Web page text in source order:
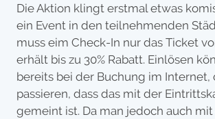
Die Aktion klingt erstmal etwas
ein Event in den teilnehmenden
muss eim Check-In nur das Ticket
erhält bis zu 30% Rabatt. Einlösen
bereits bei der Buchung im Internet,
passieren, dass das mit der
gemeint ist. Da man jedoch auch